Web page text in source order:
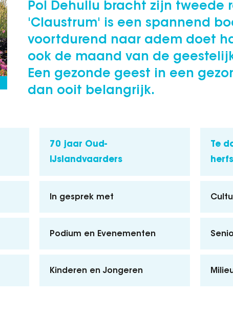
Pol Dehullu bracht zijn tweede
'Claustrum' is een spannend
voortdurend naar adem doet
ook de maand van de
Een gezonde geest in een
dan ooit belangrijk.
70 jaar Oud-
IJslandvaarders
Te
In gesprek met
Podium en Evenementen
Kinderen en Jongeren